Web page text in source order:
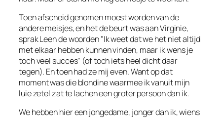
Toen afscheid genomen moest worden van de
andere meisjes, en het de beurt was aan Virginie,
sprak Leen de woorden "Ik weet dat we het niet altijd
met elkaar hebben kunnen vinden, maar ik wens je
toch veel succes" (of toch iets heel dicht daar
tegen). En toen had ze mij even. Want op dat
moment was die blondine waarmee ik vanuit mijn
luie zetel zat te lachen een groter persoon dan ik.
We hebben hier een jongedame, jonger dan ik, wiens